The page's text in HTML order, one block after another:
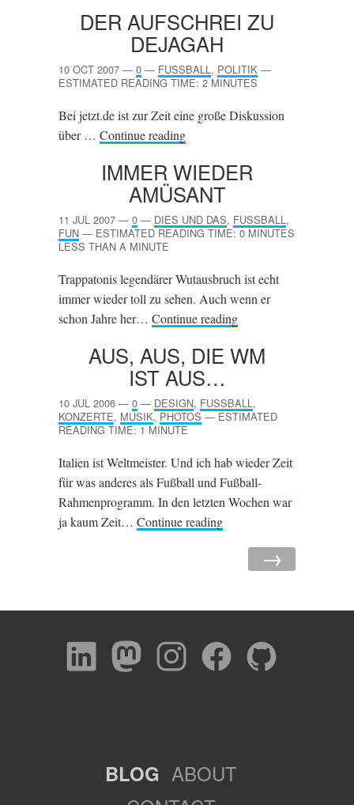
DER AUFSCHREI ZU
DEJAGAH
10 OCT 2007 — 0 — FUSSBALL , POLITIK —
ESTIMATED READING TIME: 2 MINUTES
Bei jetzt.de ist zur Zeit eine große Diskussion
über … Continue reading
IMMER WIEDER
AMÜSANT
11 JUL 2007 — 0 — DIES UND DAS, FUSSBALL ,
FUN — ESTIMATED READING TIME: 0 MINUTES
LESS THAN A MINUTE
Trappatonis legendärer Wutausbruch ist echt
immer wieder toll zu sehen. Auch wenn er
schon Jahre her… Continue reading
AUS, AUS, DIE WM
IST AUS…
10 JUL 2006 — 0 — DESIGN, FUSSBALL ,
KONZERTE, MUSIK,PHOTOS —ESTIMATED
READING TIME: 1 MINUTE
Italien ist Weltmeister. Und ich hab wieder Zeit
für was anderes als Fußball und Fußball-
Rahmenprogramm. In den letzten Wochen war
ja kaum Zeit… Continue reading
→
BLOG ABOUT